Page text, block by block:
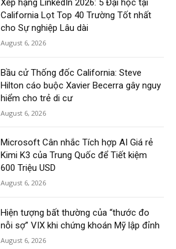
Xếp hạng LinkedIn 2026: 5 Đại học tại
California Lọt Top 40 Trường Tốt nhất
cho Sự nghiệp Lâu dài
August 6, 2026
Bầu cử Thống đốc California: Steve
Hilton cáo buộc Xavier Becerra gây nguy
hiểm cho trẻ di cư
August 6, 2026
Microsoft Cân nhắc Tích hợp AI Giá rẻ
Kimi K3 của Trung Quốc để Tiết kiệm
600 Triệu USD
August 6, 2026
Hiện tượng bất thường của “thước đo
nỗi sợ” VIX khi chứng khoán Mỹ lập đỉnh
August 6, 2026